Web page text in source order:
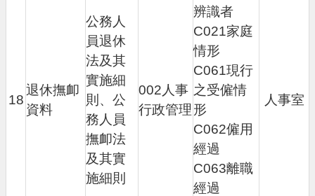
18
退休撫卹
資料
公務人
員退休
法及其
實施細
則、公
務人員
撫卹法
及其實
施細則
002人事
行政管理
辨識者
C021家庭
情形
C061現行
之受僱情
形
C062僱用
經過
C063離職
經過
人事室